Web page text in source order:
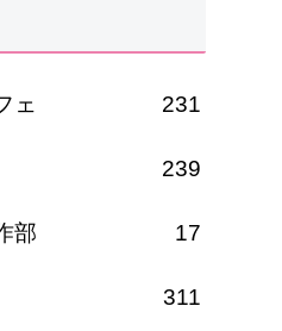
ェ 231
239
部 17
311